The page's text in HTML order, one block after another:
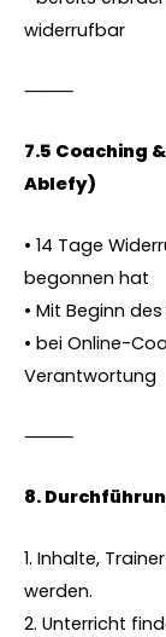
widerrufbar
⸻
7.5 Coaching
Ablefy)
• 14 Tage
begonnen hat
• Mit Beginn
• bei Online-
Verantwortung
⸻
8.⁠
1. Inhalte,
werden.
2. Unterricht